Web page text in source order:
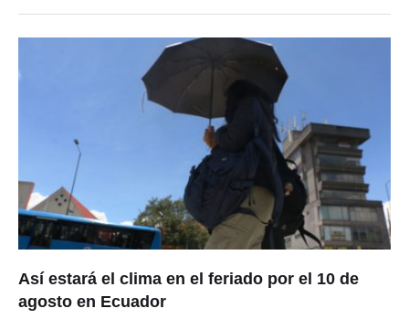
Así estará el clima en el feriado por el 10 de
agosto en Ecuador